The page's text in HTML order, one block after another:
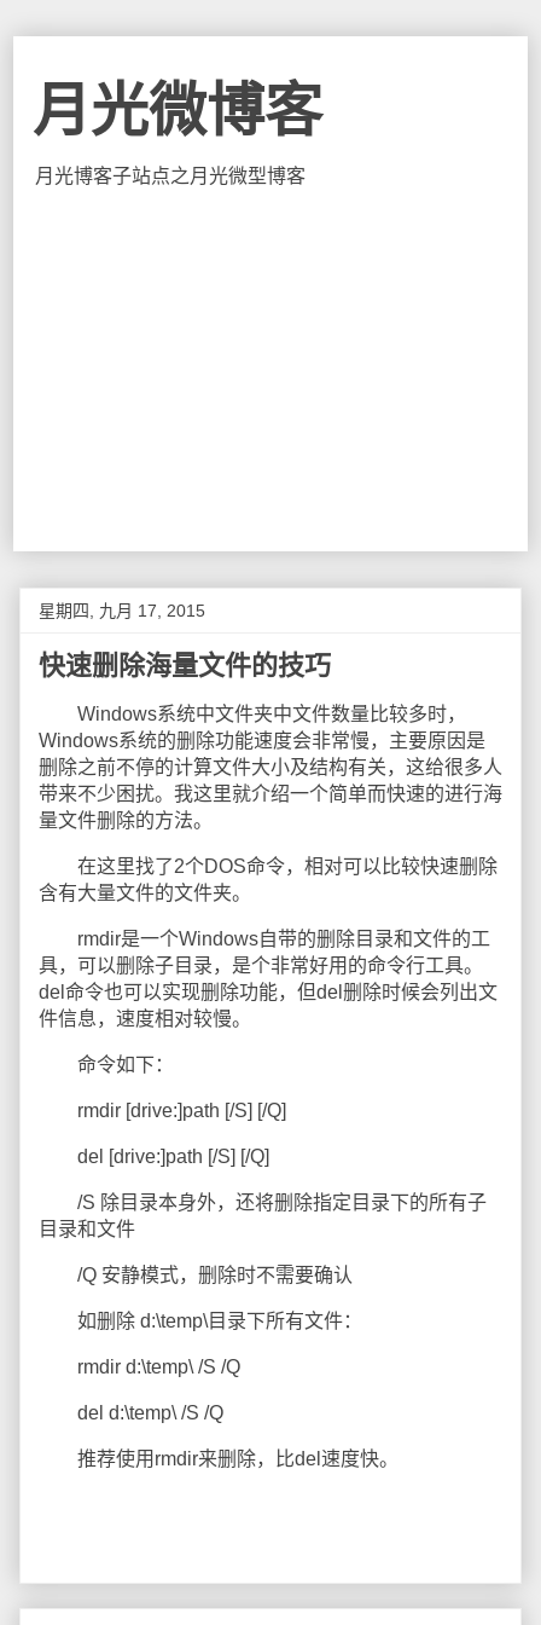
月光微博客
月光博客子站点之月光微型博客
星期四, 九月 17, 2015
快速删除海量文件的技巧
Windows系统中文件夹中文件数量比较多时，
Windows系统的删除功能速度会非常慢，主要原因是
删除之前不停的计算文件大小及结构有关，这给很多人
带来不少困扰。我这里就介绍一个简单而快速的进行海
量文件删除的方法。
在这里找了2个DOS命令，相对可以比较快速删除
含有大量文件的文件夹。
rmdir是一个Windows自带的删除目录和文件的工
具，可以删除子目录，是个非常好用的命令行工具。
del命令也可以实现删除功能，但del删除时候会列出文
件信息，速度相对较慢。
命令如下：
rmdir [drive:]path [/S] [/Q]
del [drive:]path [/S] [/Q]
/S 除目录本身外，还将删除指定目录下的所有子
目录和文件
/Q 安静模式，删除时不需要确认
如删除 d:\temp\目录下所有文件：
rmdir d:\temp\ /S /Q
del d:\temp\ /S /Q
推荐使用rmdir来删除，比del速度快。